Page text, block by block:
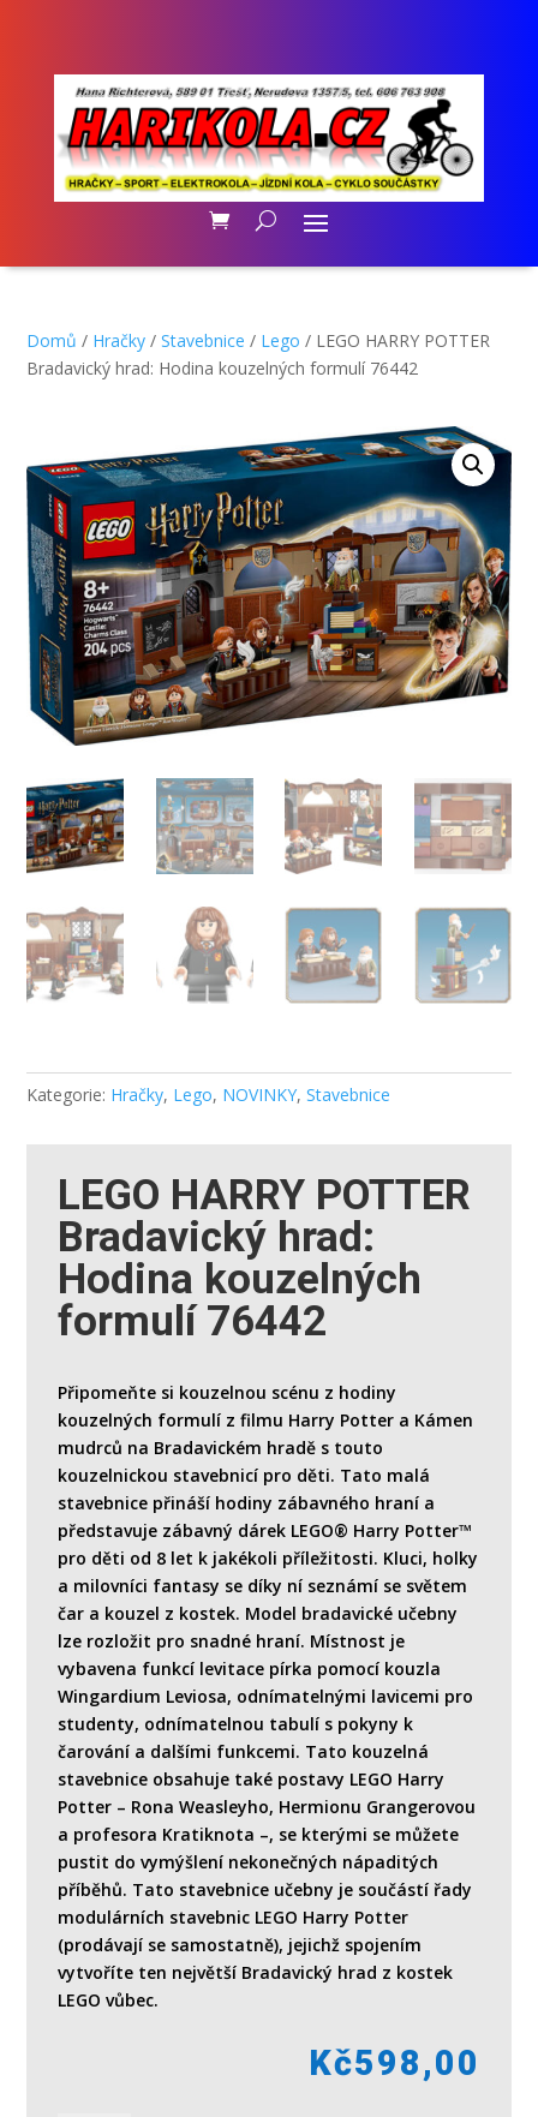
Domů / Hračky /Stavebnice / Lego / LEGO HARRY POTTER
Bradavický hrad: Hodina kouzelných formulí 76442
Kategorie: Hračky, Lego, NOVINKY,Stavebnice
LEGO HARRY POTTER
Bradavický hrad:
Hodina kouzelných
formulí 76442
Připomeňte si kouzelnou scénu z hodiny
kouzelných formulí z filmu Harry Potter a Kámen
mudrců na Bradavickém hradě s touto
kouzelnickou stavebnicí pro děti. Tato malá
stavebnice přináší hodiny zábavného hraní a
představuje zábavný dárek LEGO® Harry Potter™
pro děti od 8 let k jakékoli příležitosti. Kluci, holky
a milovníci fantasy se díky ní seznámí se světem
čar a kouzel z kostek. Model bradavické učebny
lze rozložit pro snadné hraní. Místnost je
vybavena funkcí levitace pírka pomocí kouzla
Wingardium Leviosa, odnímatelnými lavicemi pro
studenty, odnímatelnou tabulí s pokyny k
čarování a dalšími funkcemi. Tato kouzelná
stavebnice obsahuje také postavy LEGO Harry
Potter – Rona Weasleyho, Hermionu Grangerovou
a profesora Kratiknota –, se kterými se můžete
pustit do vymýšlení nekonečných nápaditých
příběhů. Tato stavebnice učebny je součástí řady
modulárních stavebnic LEGO Harry Potter
(prodávají se samostatně), jejichž spojením
vytvoříte ten největší Bradavický hrad z kostek
LEGO vůbec.
Kč598,00